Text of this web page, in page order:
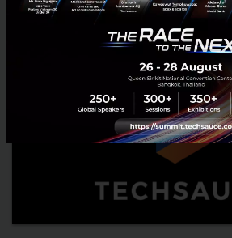
News B2B SCG News Investment